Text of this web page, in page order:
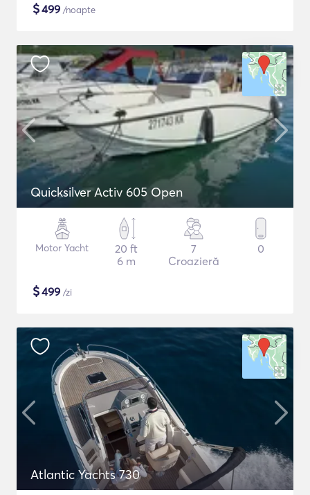
$499 /noapte
Quicksilver Activ 605 Open
Motor Yacht
20 ft
6 m
7
Croazieră
0
$499 /zi
Atlantic Yachts 730